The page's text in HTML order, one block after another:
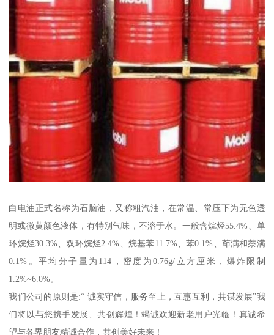
白电油正式名称为石脑油，又称粗汽油，在常温、常压下为无色透
明或微黄颜色液体，有特别气味，不溶于水。一般含烷烃55.4%、单
环烷烃30.3%、双环烷烃2.4%、烷基苯11.7%、苯0.1%、茚满和萘满
0.1%。平均分子量为114，密度为0.76g/立方厘米，爆炸限制
1.2%~6.0%。
我们公司的原则是:“ 诚实守信，服务至上，互惠互利，共谋发展”我
们将以与您携手发展、共创辉煌！竭诚欢迎新老用户光临！真诚希
望与各界朋友精诚合作，共创美好未来！